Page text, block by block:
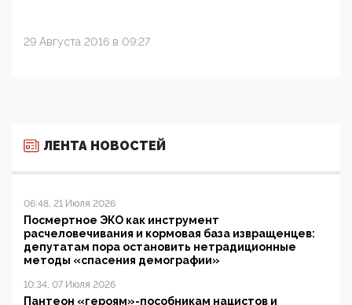
29 Августа 2016 в 09:27
ЛЕНТА НОВОСТЕЙ
06:48, 21 Июля 2026
Посмертное ЭКО как инструмент
расчеловечивания и кормовая база извращенцев:
депутатам пора остановить нетрадиционные
методы «спасения демографии»
10:34, 07 Июля 2026
Пантеон «героям»-пособникам нацистов и